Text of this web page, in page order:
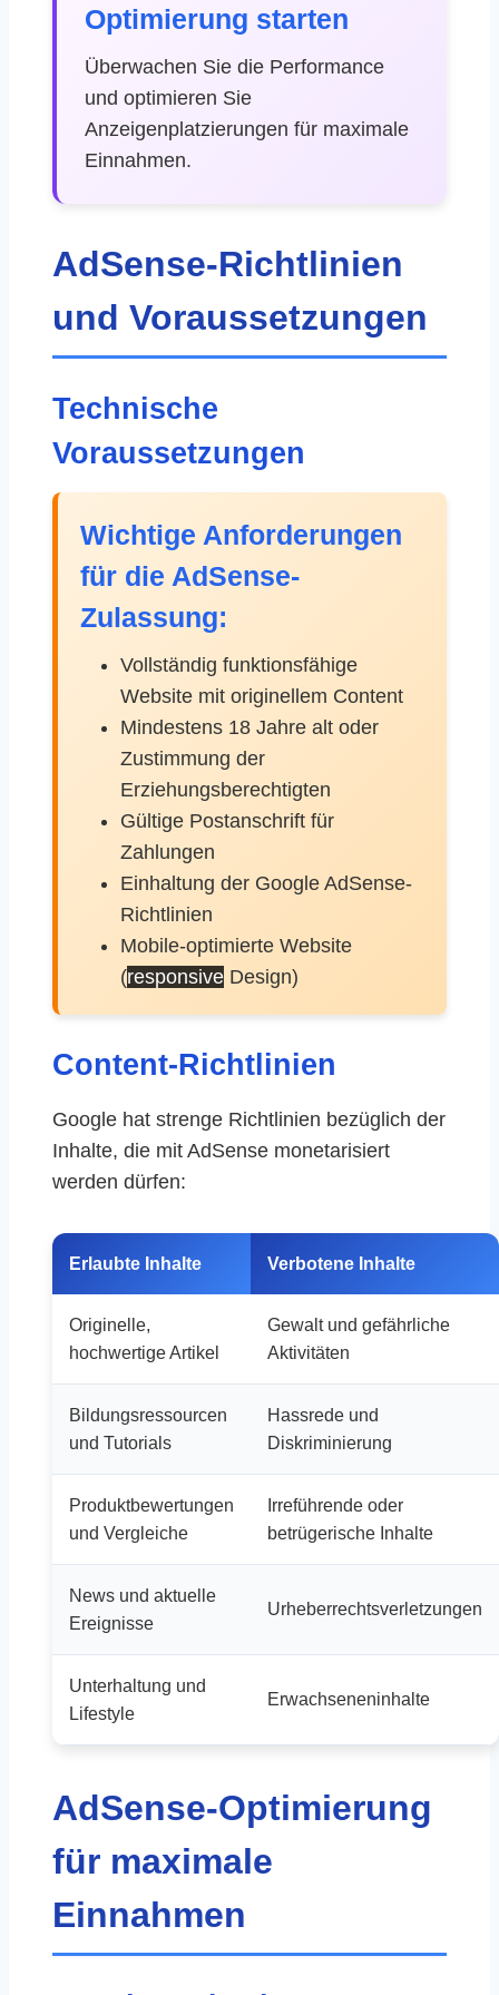
Optimierung starten
Überwachen Sie die Performance
und optimieren Sie
Anzeigenplatzierungen für maximale
Einnahmen.
AdSense-Richtlinien
und Voraussetzungen
Technische
Voraussetzungen
Wichtige Anforderungen
für die AdSense-
Zulassung:
Vollständig funktionsfähige
Website mit originellem Content
Mindestens 18 Jahre alt oder
Zustimmung der
Erziehungsberechtigten
Gültige Postanschrift für
Zahlungen
Einhaltung der Google AdSense-
Richtlinien
Mobile-optimierte Website
(responsive Design)
Content-Richtlinien
Google hat strenge Richtlinien bezüglich der
Inhalte, die mit AdSense monetarisiert
werden dürfen:
Erlaubte Inhalte Verbotene Inhalte
Originelle,
hochwertige Artikel
Gewalt und gefährliche
Aktivitäten
Bildungsressourcen
und Tutorials
Hassrede und
Diskriminierung
Produktbewertungen
und Vergleiche
Irreführende oder
betrügerische Inhalte
News und aktuelle
Ereignisse
Urheberrechtsverletzungen
Unterhaltung und
Lifestyle
Erwachseneninhalte
AdSense-Optimierung
für maximale
Einnahmen